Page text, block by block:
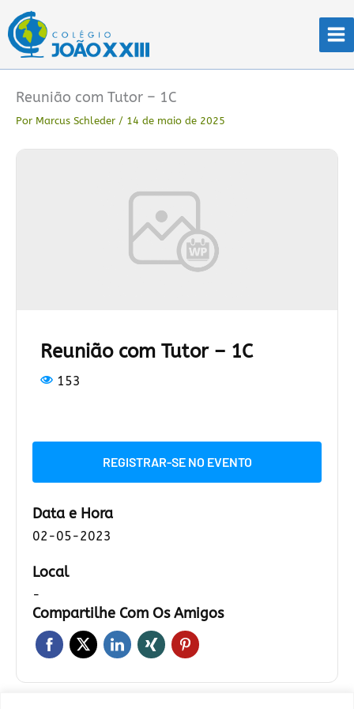
para
conteúdo
Reunião com Tutor – 1C
Por Marcus Schleder / 14 de maio de 2025
Reunião com Tutor – 1C
153
REGISTRAR-SE NO EVENTO
Data e Hora
02-05-2023
Local
-
Compartilhe Com Os Amigos